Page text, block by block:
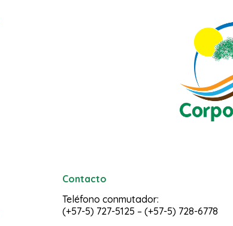
Contacto
Teléfono conmutador:
(+57-5) 727-5125 – (+57-5) 728-6778